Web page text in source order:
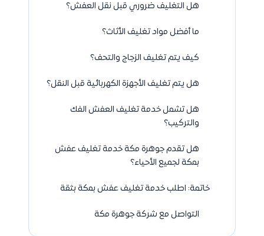
هل التغليف ضروري قبل نقل العفش؟
ما أفضل مواد تغليف الأثاث؟
كيف يتم تغليف الزجاج والتحف؟
هل يتم تغليف الأجهزة الكهربائية قبل النقل؟
هل تشمل خدمة تغليف العفش الفك
والتركيب؟
هل تقدم جوهرة مكة خدمة تغليف عفش
بمكة لجميع الأحياء؟
خاتمة: اطلب خدمة تغليف عفش بمكة بثقة
التواصل مع شركة جوهرة مكة